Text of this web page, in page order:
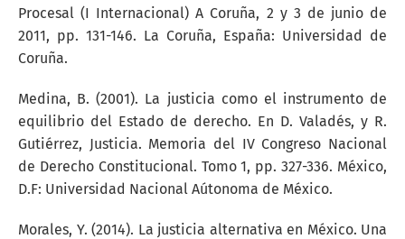
Procesal (I Internacional) A Coruña, 2 y 3 de junio de
2011, pp. 131-146. La Coruña, España: Universidad de
Coruña.
Medina, B. (2001). La justicia como el instrumento de
equilibrio del Estado de derecho. En D. Valadés, y R.
Gutiérrez, Justicia. Memoria del IV Congreso Nacional
de Derecho Constitucional. Tomo 1, pp. 327-336. México,
D.F: Universidad Nacional Aútonoma de México.
Morales, Y. (2014). La justicia alternativa en México. Una